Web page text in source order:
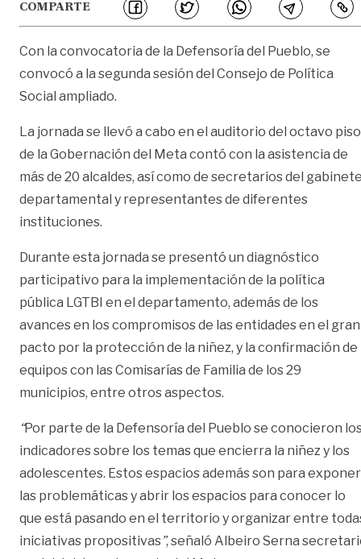
COMPARTE
Con la convocatoria de la Defensoría del Pueblo, se
convocó a la segunda sesión del Consejo de Política
Social ampliado.
La jornada se llevó a cabo en el auditorio del octavo piso
de la Gobernación del Meta contó con la asistencia de
más de 20 alcaldes, así como de secretarios del
departamental y representantes de diferentes
instituciones.
Durante esta jornada se presentó un diagnóstico
participativo para la implementación de la política
pública LGTBI en el departamento, además de los
avances en los compromisos de las entidades en el gran
pacto por la protección de la niñez, y la confirmación de
equipos con las Comisarías de Familia de los 29
municipios, entre otros aspectos.
“Por parte de la Defensoría del Pueblo se conocieron
indicadores sobre los temas que encierra la niñez y los
adolescentes. Estos espacios además son para exponer
las problemáticas y abrir los espacios para conocer lo
que está pasando en el territorio y organizar entre
iniciativas propositivas”, señaló Albeiro Serna